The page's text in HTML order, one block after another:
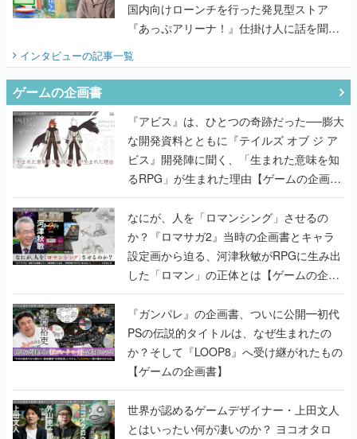
国内向けローンチを行った発見型ストア
『あっぷアリーナ！』仕掛け人に話を聞い
てみた
インタビューの記事一覧
ゲームの企画書
『アビス』は、ひとつの奇跡だった──膨大
な開発資料とともに『テイルズ オブ ジ ア
ビス』開発陣に聞く、「生まれた意味を知
るRPG」が生まれた理由【ゲームの企画
書】
なにが、人を「ロマンシング」させるの
か？『ロマサガ2』当時の企画書とキャラ
設定画から迫る、河津秋敏がRPGに生み出
した「ロマン」の正体とは【ゲームの企画
書】
『ガンパレ』の企画書、ついに公開━初代
PSの伝説的タイトルは、なぜ生まれたの
か？そして『LOOP8』へ受け継がれたもの
【ゲームの企画書】
世界が認めるゲームデザイナー・上田文人
とはいったい何が凄いのか？ ヨコオタロ